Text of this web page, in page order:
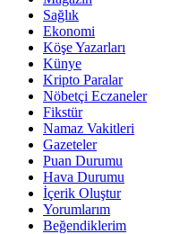
Sağlık
Ekonomi
Köşe Yazarları
Künye
Kripto Paralar
Nöbetçi Eczaneler
Fikstür
Namaz Vakitleri
Gazeteler
Puan Durumu
Hava Durumu
İçerik Oluştur
Yorumlarım
Beğendiklerim